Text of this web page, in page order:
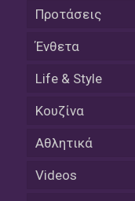
Προτάσεις
Ένθετα
Life & Style
Κουζίνα
Αθλητικά
Videos